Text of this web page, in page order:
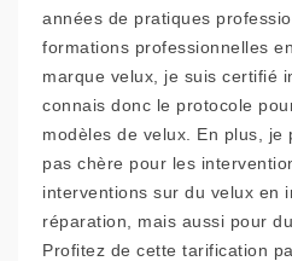
années de pratiques
formations professionnelles
marque velux, je suis certifié
connais donc le protocole
modèles de velux. En plus, je
pas chère pour les
interventions sur du velux en
réparation, mais aussi pour
Profitez de cette tarification